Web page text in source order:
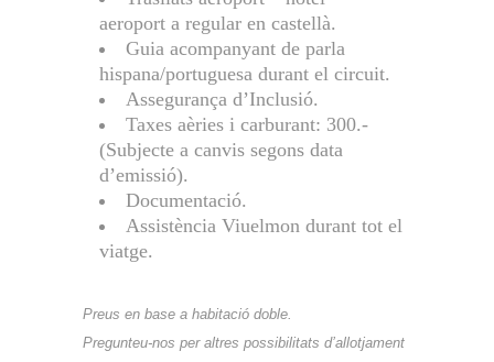
aeroport a regular en castellà.
Guia acompanyant de parla
hispana/portuguesa durant el circuit.
Assegurança d’Inclusió.
Taxes aèries i carburant: 300.-
(Subjecte a canvis segons data
d’emissió).
Documentació.
Assistència Viuelmon durant tot el
viatge.
Preus en base a habitació doble.
Pregunteu-nos per altres possibilitats d’allotjament